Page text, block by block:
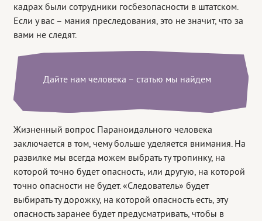
кадрах были сотрудники госбезопасности в штатском.
Если у вас – мания преследования, это не значит, что за
вами не следят.
Дайте нам человека – статью мы найдем
Жизненный вопрос Параноидального человека
заключается в том, чему больше уделяется внимания. На
развилке мы всегда можем выбрать ту тропинку, на
которой точно будет опасность, или другую, на которой
точно опасности не будет. «Следователь» будет
выбирать ту дорожку, на которой опасность есть, эту
опасность заранее будет предусматривать, чтобы в